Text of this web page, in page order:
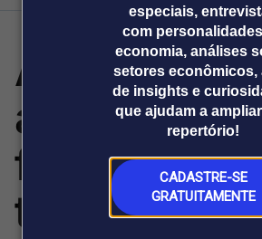
especiais,
com
economia, análises
setores econômicos,
de insights e
que ajudam a
repertório!
CADASTRE-SE
GRATUITAMENTE
Broadcast
O mercado
financeiro
tempo real
Sobre nós Releases
Prêmio Broadcast
Analistas
Prêmio
Agências de
comunicação
ABF Expo
apresenta
franquias
todos os